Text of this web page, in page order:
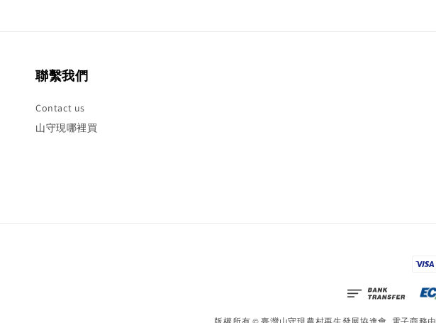
聯繫我們
Contact us
山守現哪裡買